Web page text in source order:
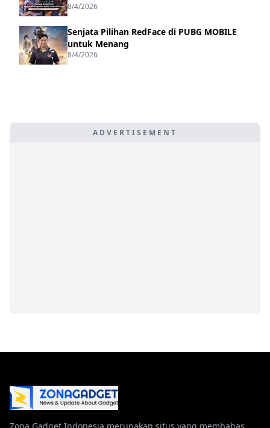
8/4/2026
Senjata Pilihan RedFace di PUBG MOBILE
untuk Menang
8/4/2026
ADVERTISEMENT